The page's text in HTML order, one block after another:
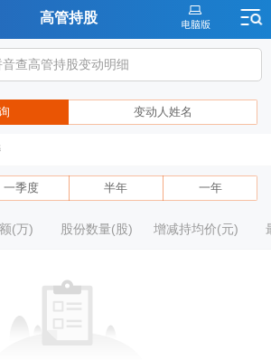
高管持股
变动人姓名
一季度 半年 一年
(万) 股份数量(股) 增减持均价(元)